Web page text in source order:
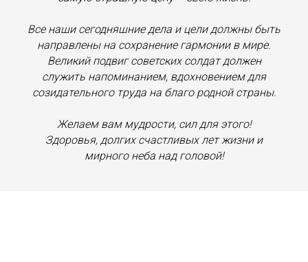
Все наши сегодняшние дела и цели должны быть
направлены на сохранение гармонии в мире.
Великий подвиг советских солдат должен
служить напоминанием, вдохновением для
созидательного труда на благо родной страны.
Желаем вам мудрости, сил для этого!
Здоровья, долгих счастливых лет жизни и
мирного неба над головой!